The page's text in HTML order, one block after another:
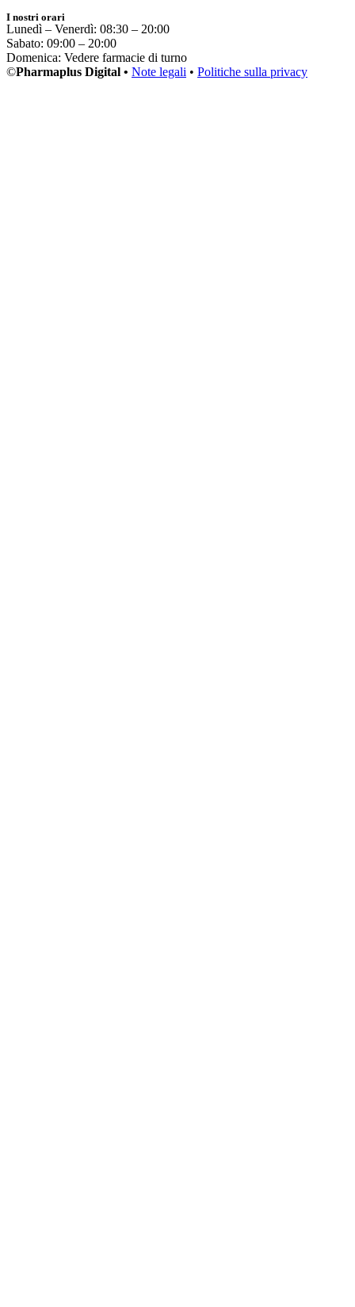
I nostri orari
Lunedì – Venerdì: 08:30 – 20:00
Sabato: 09:00 – 20:00
Domenica: Vedere farmacie di turno
©Pharmaplus Digital • Note legali • Politiche sulla privacy